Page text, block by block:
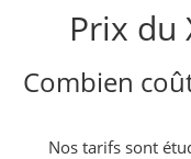
Prix du
Combien
Nos tarifs sont